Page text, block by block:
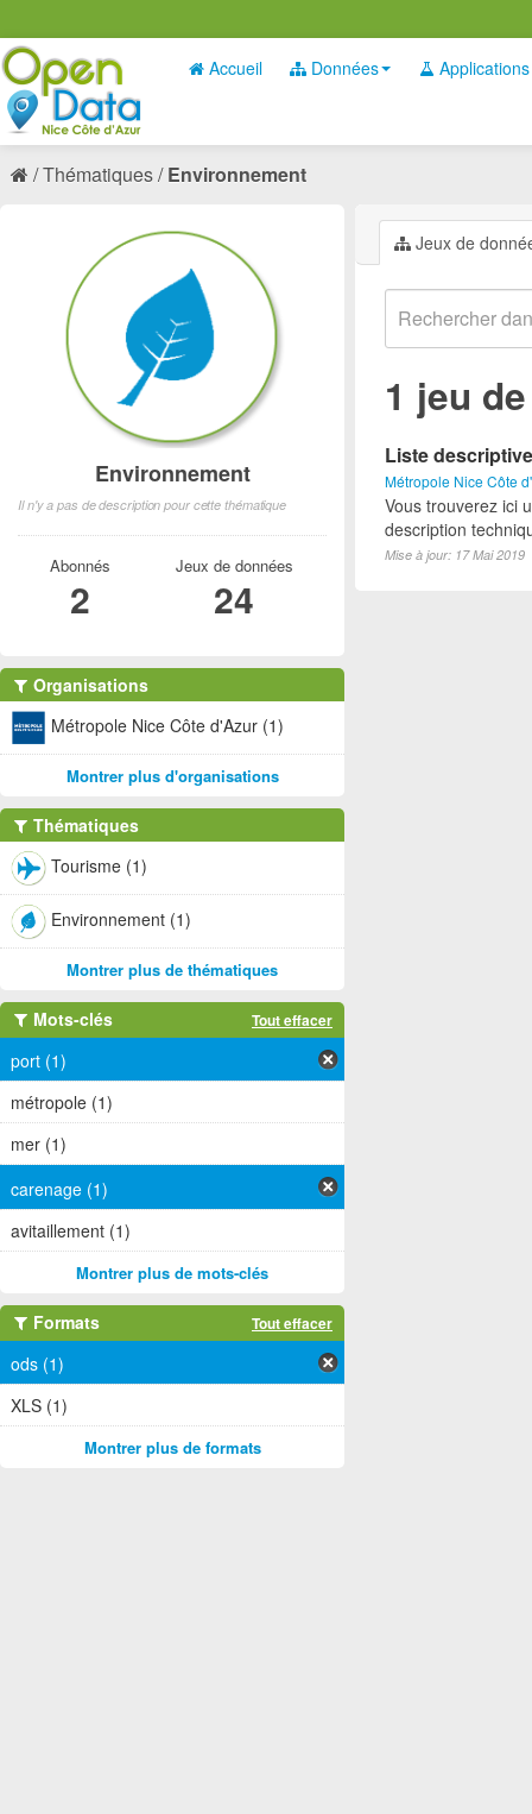
Accueil Données Applications
Thématiques Environnement
Jeux de
1 jeu
Liste
Métropole Nice Côte
Vous trouverez ici
description
Mise à jour: 17 Mai 2019
Environnement
Il n'y a pas de description pour cette thématique
Abonnés
2
Jeux de données
24
Organisations
Métropole Nice Côte d'Azur (1)
Montrer plus d'organisations
Thématiques
Tourisme (1)
Environnement (1)
Montrer plus de thématiques
Mots-clés Tout effacer
port (1)
métropole (1)
mer (1)
carenage (1)
avitaillement (1)
Montrer plus de mots-clés
Formats Tout effacer
ods (1)
XLS (1)
Montrer plus de formats